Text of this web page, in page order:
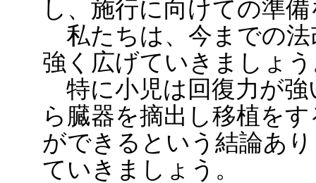
し、施行に向けての準
私たちは、今までの法
強く広げていきましょ
特に小児は回復力が強
ら臓器を摘出し移植を
ができるという結論あ
ていきましょう。